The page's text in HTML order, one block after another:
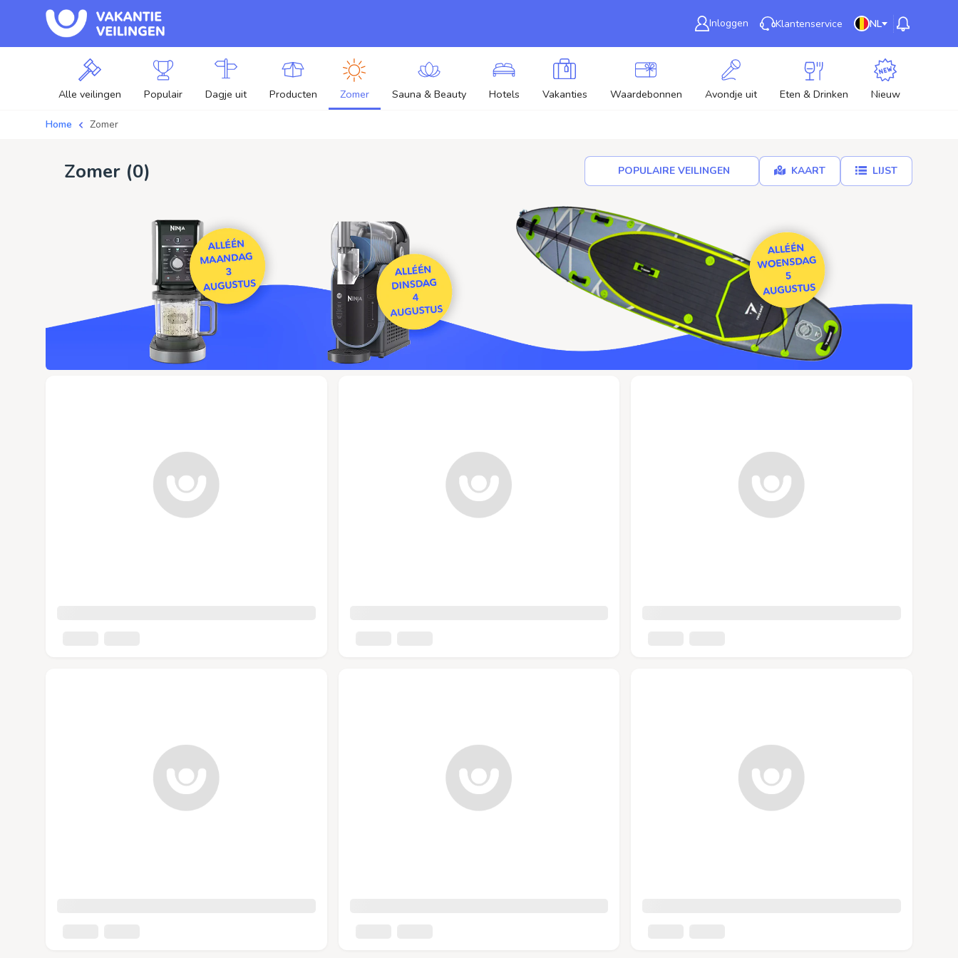
Inloggen Klantenservice NL
Alle veilingen Populair Dagje uit Producten Zomer Sauna & Beauty Hotels Vakanties Waardebonnen Avondje uit Eten & Drinken Nieuw
Home Zomer
Zomer (0) POPULAIRE VEILINGEN KAART LIJST